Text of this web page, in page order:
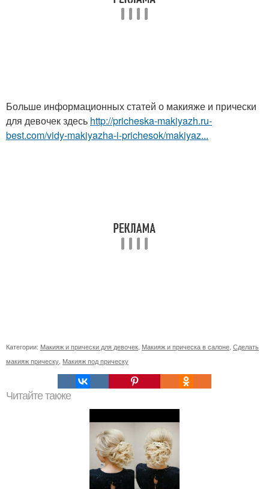
Больше информационных статей о макияже и прически
для девочек здесь http://pricheska-makiyazh.ru-
best.com/vidy-makiyazha-i-prichesok/makiyaz...
Категории: Макияж и прически для девочек Макияж и прическа в салоне Сделать
макияж прическу Макияж под прическу
Читайте также